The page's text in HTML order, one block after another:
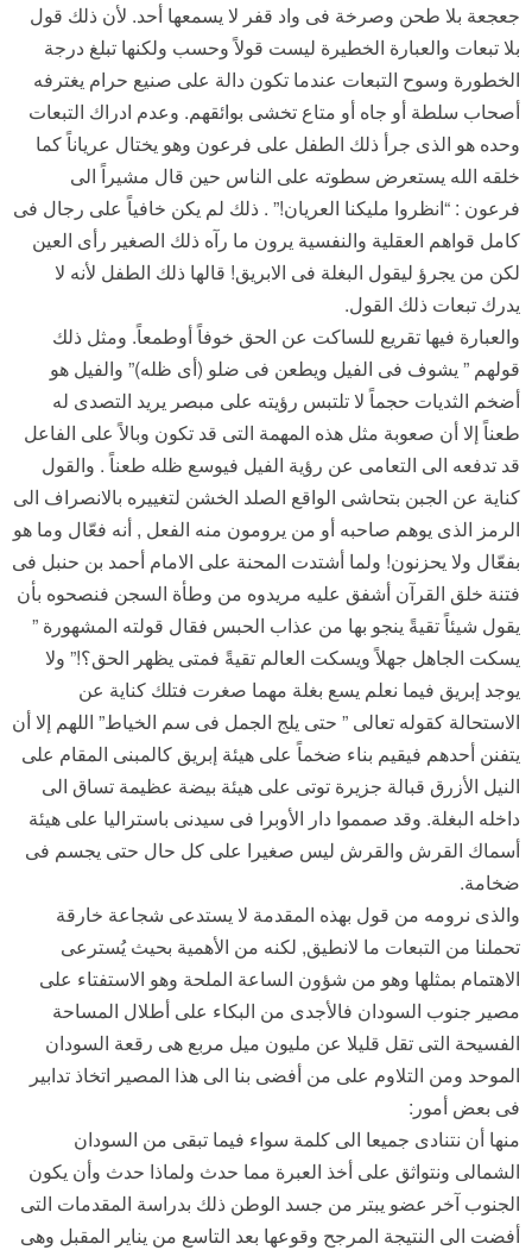
جعجعة بلا طحن وصرخة فى واد قفر لا يسمعها أحد. لأن ذلك قول
بلا تبعات والعبارة الخطيرة ليست قولاً وحسب ولكنها تبلغ درجة
الخطورة وسوح التبعات عندما تكون دالة على صنيع حرام يغترفه
أصحاب سلطة أو جاه أو متاع تخشى بوائقهم. وعدم ادراك التبعات
وحده هو الذى جرأ ذلك الطفل على فرعون وهو يختال عرياناً كما
خلقه الله يستعرض سطوته على الناس حين قال مشيراً الى
فرعون : “انظروا مليكنا العريان!” . ذلك لم يكن خافياً على رجال فى
كامل قواهم العقلية والنفسية يرون ما رآه ذلك الصغير رأى العين
لكن من يجرؤ ليقول البغلة فى الابريق! قالها ذلك الطفل لأنه لا
يدرك تبعات ذلك القول.
والعبارة فيها تقريع للساكت عن الحق خوفاً أوطمعاً. ومثل ذلك
قولهم ” يشوف فى الفيل ويطعن فى ضلو (أى ظله)” والفيل هو
أضخم الثديات حجماً لا تلتبس رؤيته على مبصر يريد التصدى له
طعناً إلا أن صعوبة مثل هذه المهمة التى قد تكون وبالاً على الفاعل
قد تدفعه الى التعامى عن رؤية الفيل فيوسع ظله طعناً . والقول
كناية عن الجبن بتحاشى الواقع الصلد الخشن لتغييره بالانصراف الى
الرمز الذى يوهم صاحبه أو من يرومون منه الفعل , أنه فعّال وما هو
بفعّال ولا يحزنون! ولما أشتدت المحنة على الامام أحمد بن حنبل فى
فتنة خلق القرآن أشفق عليه مريدوه من وطأة السجن فنصحوه بأن
يقول شيئاً تقيةً ينجو بها من عذاب الحبس فقال قولته المشهورة ”
يسكت الجاهل جهلاً ويسكت العالم تقيةً فمتى يظهر الحق؟!” ولا
يوجد إبريق فيما نعلم يسع بغلة مهما صغرت فتلك كناية عن
الاستحالة كقوله تعالى ” حتى يلج الجمل فى سم الخياط” اللهم إلا أن
يتفنن أحدهم فيقيم بناء ضخماً على هيئة إبريق كالمبنى المقام على
النيل الأزرق قبالة جزيرة توتى على هيئة بيضة عظيمة تساق الى
داخله البغلة. وقد صمموا دار الأوبرا فى سيدنى باستراليا على هيئة
أسماك القرش والقرش ليس صغيرا على كل حال حتى يجسم فى
ضخامة.
والذى نرومه من قول بهذه المقدمة لا يستدعى شجاعة خارقة
تحملنا من التبعات ما لانطيق, لكنه من الأهمية بحيث يُسترعى
الاهتمام بمثلها وهو من شؤون الساعة الملحة وهو الاستفتاء على
مصير جنوب السودان فالأجدى من البكاء على أطلال المساحة
الفسيحة التى تقل قليلا عن مليون ميل مربع هى رقعة السودان
الموحد ومن التلاوم على من أفضى بنا الى هذا المصير اتخاذ تدابير
فى بعض أمور:
منها أن نتنادى جميعا الى كلمة سواء فيما تبقى من السودان
الشمالى ونتواثق على أخذ العبرة مما حدث ولماذا حدث وأن يكون
الجنوب آخر عضو يبتر من جسد الوطن ذلك بدراسة المقدمات التى
أفضت الى النتيجة المرجح وقوعها بعد التاسع من يناير المقبل وهى